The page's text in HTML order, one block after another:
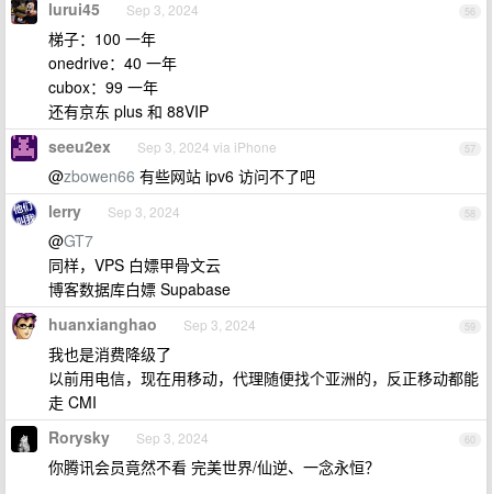
56
lurui45 Sep 3, 2024
梯子：100 一年
onedrive：40 一年
cubox：99 一年
还有京东 plus 和 88VIP
57
seeu2ex Sep 3, 2024 via iPhone
@zbowen66 有些网站 ipv6 访问不了吧
58
lerry Sep 3, 2024
@GT7
同样，VPS 白嫖甲骨文云
博客数据库白嫖 Supabase
59
huanxianghao Sep 3, 2024
我也是消费降级了
以前用电信，现在用移动，代理随便找个亚洲的，反正移动都能
走 CMI
60
Rorysky Sep 3, 2024
你腾讯会员竟然不看 完美世界/仙逆、一念永恒？